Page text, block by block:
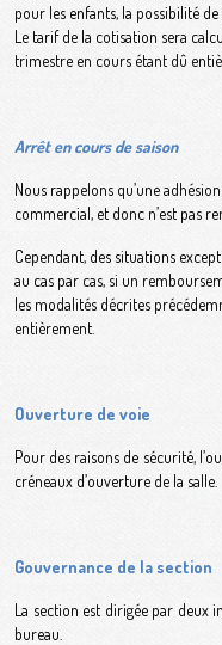
pour les enfants, la possibilité
Le tarif de la cotisation sera
trimestre en cours étant dû
Arrêt en cours de saison
Nous rappelons qu’une
commercial, et donc n’est pas
Cependant, des situations
au cas par cas, si un
les modalités décrites
entièrement.
Ouverture de voie
Pour des raisons de sécurité,
créneaux d’ouverture de la salle.
Gouvernance de la section
La section est dirigée par deux
bureau.